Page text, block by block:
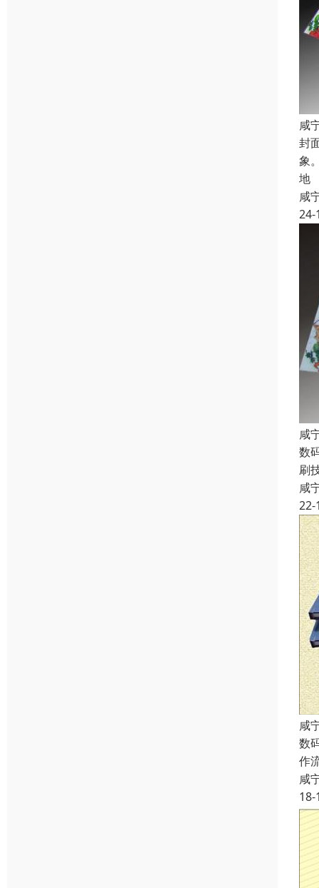
咸
封
象
地
咸
24-
咸
数
刷
咸
22-
咸
数
作
咸
18-